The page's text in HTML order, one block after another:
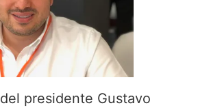
presidente Gustavo